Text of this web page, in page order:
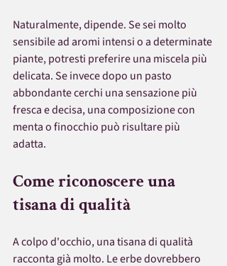
Naturalmente, dipende. Se sei molto
sensibile ad aromi intensi o a determinate
piante, potresti preferire una miscela più
delicata. Se invece dopo un pasto
abbondante cerchi una sensazione più
fresca e decisa, una composizione con
menta o finocchio può risultare più
adatta.
Come riconoscere una
tisana di qualità
A colpo d'occhio, una tisana di qualità
racconta già molto. Le erbe dovrebbero